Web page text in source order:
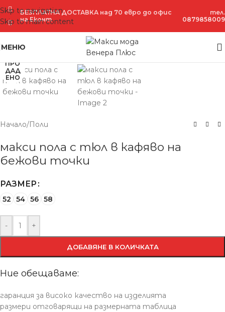
Skip to navigation
Skip to main content
БЕЗПЛАТНА ДОСТАВКА над 70 евро до офис
на Еконт
тел.
0879858009
МЕНЮ
ПРО
ДАД
ЕНО
Начало/Поли
макси пола с тюл в кафяво на
бежови точки
РАЗМЕР
52 54 56 58
- +
ДОБАВЯНЕ В КОЛИЧКАТА
Ние обещаваме:
гаранция за високо качество на изделията
размери отговарящи на размерната таблица